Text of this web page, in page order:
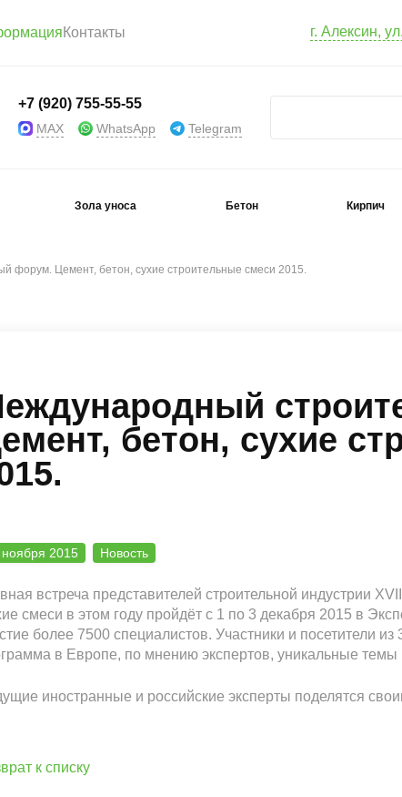
Контакты г. Алексин,
+7 (920) 755-55-55
MAX WhatsApp Telegram
Зола уноса Бетон Кирпич
форум. Цемент, бетон, сухие строительные смеси 2015.
бетон, сухие
2015 Новость
встреча представителей строительной индустрии
смеси в этом году пройдёт с 1 по 3 декабря 2015 в
более 7500 специалистов. Участники и посетители
в Европе, по мнению экспертов, уникальные
иностранные и российские эксперты поделятся
к списку